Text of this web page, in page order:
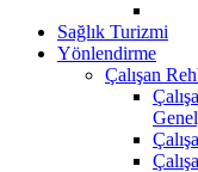
Sağlık Turizmi
Yönlendirme
Çalışan